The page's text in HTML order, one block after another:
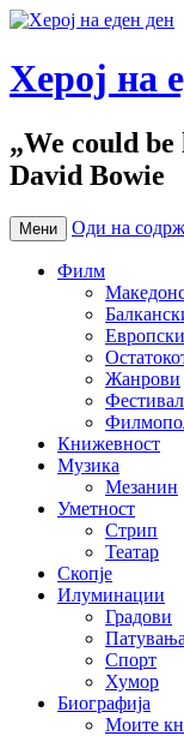
Херој на
„We could
David Bowie
Мени Оди на
Филм
Жанрови
Книжевност
Музика
Мезанин
Уметност
Стрип
Театар
Скопје
Илуминации
Градови
Патувања
Спорт
Хумор
Биографија
Моите